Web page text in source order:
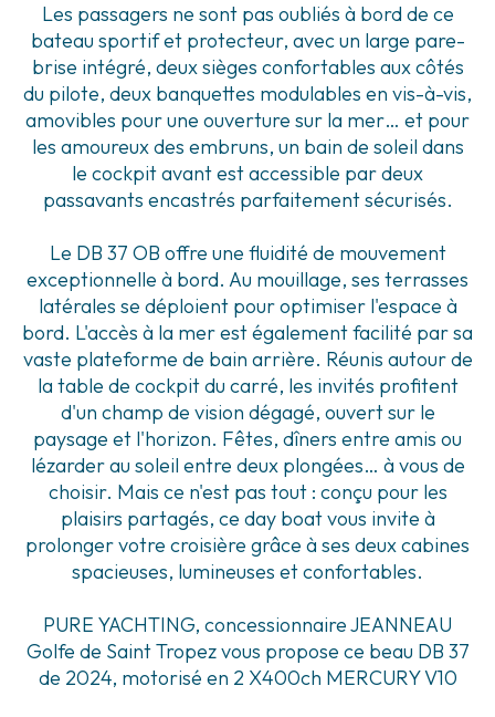
Les passagers ne sont pas oubliés à bord de ce
bateau sportif et protecteur, avec un large pare-
brise intégré, deux sièges confortables aux côtés
du pilote, deux banquettes modulables en vis-à-vis,
amovibles pour une ouverture sur la mer… et pour
les amoureux des embruns, un bain de soleil dans
le cockpit avant est accessible par deux
passavants encastrés parfaitement sécurisés.
Le DB 37 OB offre une fluidité de mouvement
exceptionnelle à bord. Au mouillage, ses terrasses
latérales se déploient pour optimiser l'espace à
bord. L'accès à la mer est également facilité par sa
vaste plateforme de bain arrière. Réunis autour de
la table de cockpit du carré, les invités profitent
d'un champ de vision dégagé, ouvert sur le
paysage et l'horizon. Fêtes, dîners entre amis ou
lézarder au soleil entre deux plongées… à vous de
choisir. Mais ce n'est pas tout : conçu pour les
plaisirs partagés, ce day boat vous invite à
prolonger votre croisière grâce à ses deux cabines
spacieuses, lumineuses et confortables.
PURE YACHTING, concessionnaire JEANNEAU
Golfe de Saint Tropez vous propose ce beau DB 37
de 2024, motorisé en 2 X400ch MERCURY V10